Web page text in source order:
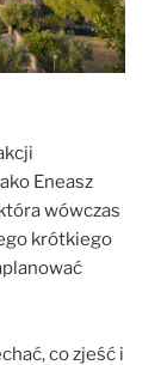
Eneasz
wówczas
krótkiego
co zjeść i